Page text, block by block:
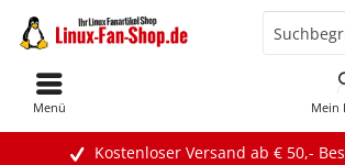
Kostenloser Versand ab € 50,-
Mein
Menü